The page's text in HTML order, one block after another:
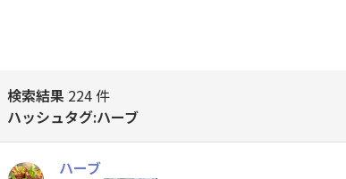
検索結果 224 件
ハッシュタグ:ハーブ
ハーブ